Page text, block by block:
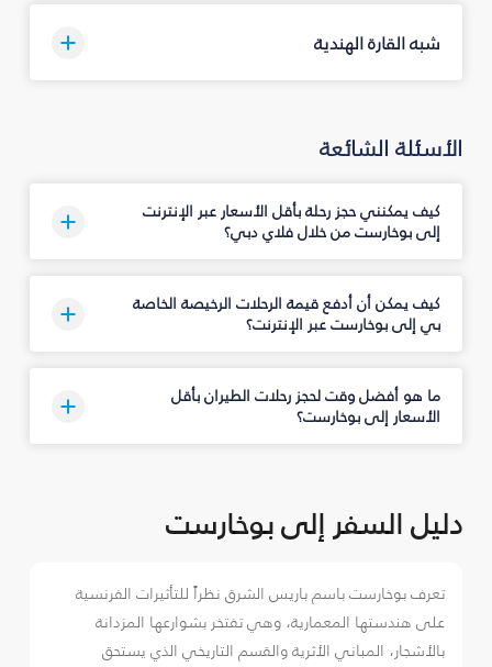
شبه القارة الهندية
الأسئلة الشائعة
كيف يمكنني حجز رحلة بأقل الأسعار عبر الإنترنت
إلى بوخارست من خلال فلاي دبي؟
كيف يمكن أن أدفع قيمة الرحلات الرخيصة الخاصة
بي إلى بوخارست عبر الإنترنت؟
ما هو أفضل وقت لحجز رحلات الطيران بأقل
الأسعار إلى بوخارست؟
دليل السفر إلى بوخارست
تعرف بوخارست باسم باريس الشرق نظراً للتأثيرات الفرنسية
على هندستها المعمارية، وهي تفتخر بشوارعها المزدانة
بالأشجار، المباني الأثرية والقسم التاريخي الذي يستحق